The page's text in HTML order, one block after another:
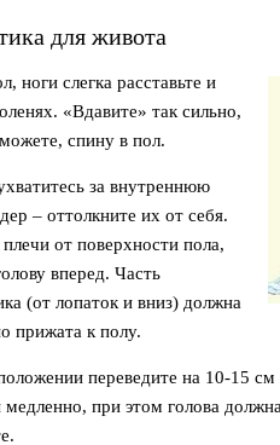
для живота
ноги слегка расставьте и
«Вдавите» так сильно,
спину в пол.
за внутреннюю
– оттолкните их от себя.
от поверхности пола,
вперед. Часть
(от лопаток и вниз) должна
прижата к полу.
переведите на 10-15 см
при этом голова